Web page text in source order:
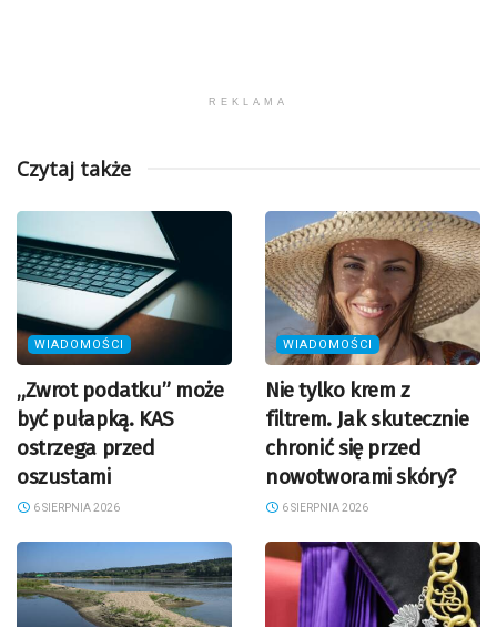
REKLAMA
Czytaj także
WIADOMOŚCI
„Zwrot podatku” może
być pułapką. KAS
ostrzega przed
oszustami
6 SIERPNIA 2026
WIADOMOŚCI
Nie tylko krem z
filtrem. Jak skutecznie
chronić się przed
nowotworami skóry?
6 SIERPNIA 2026